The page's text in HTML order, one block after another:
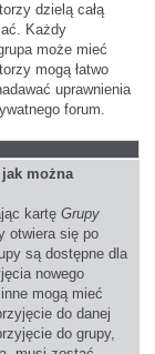
dzielą całą
Każdy
może mieć
mogą łatwo
uprawnienia
forum.
można
kartęGrupy
otwiera się po
są dostępne dla
nowego
mogą mieć
do danej
do grupy,